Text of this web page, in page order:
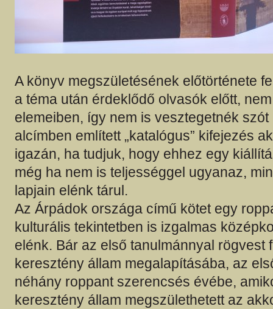
A könyv megszületésének előtörténete
a téma után érdeklődő olvasók előtt,
elemeiben, így nem is vesztegetnék
alcímben említett „katalógus” kifejezés
igazán, ha tudjuk, hogy ehhez egy
még ha nem is teljességgel ugyanaz,
lapjain elénk tárul.
Az Árpádok országa című kötet egy
kulturális tekintetben is izgalmas
elénk. Bár az első tanulmánnyal rögvest
keresztény állam megalapításába, az
néhány roppant szerencsés évébe,
keresztény állam megszülethetett az